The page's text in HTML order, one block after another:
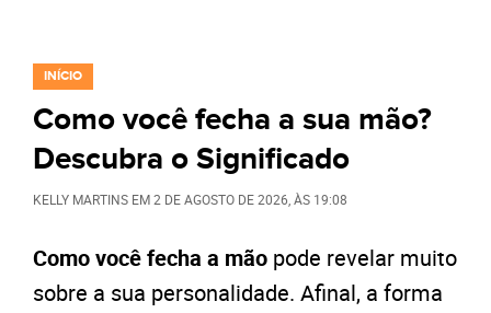
INÍCIO
Como você fecha a sua mão?
Descubra o Significado
KELLY MARTINS EM2 DE AGOSTO DE 2026 , ÀS 19:08
Como você fecha a mão pode revelar muito
sobre a sua personalidade. Afinal, a forma